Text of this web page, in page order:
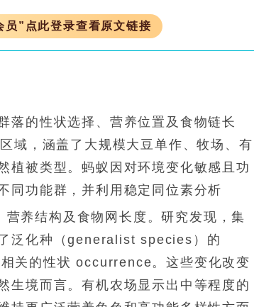
员”点此登录查看原文链接
落的性状选择、营养位置及食物链长
域，涵盖了大规模大豆单作、牧场、有
植被类型。蚂蚁因对环境变化敏感且功
同功能群，并利用稳定同位素分析
养结构及食物网长度。研究发现，集
泛化种（generalist species）的
关的性状 occurrence。这些变化改变
生境而言。有机农场显示出中等程度的